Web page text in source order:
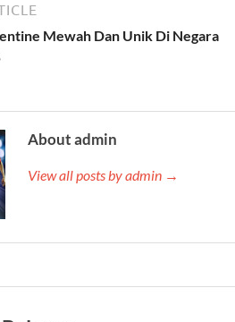
Mewah Dan Unik Di Negara
About admin
View all posts by admin →